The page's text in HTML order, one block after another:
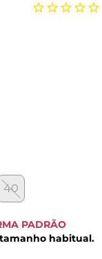
40
PADRÃO
habitual.